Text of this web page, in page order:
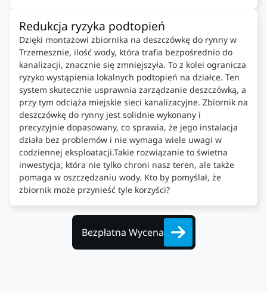
Redukcja ryzyka podtopień
Dzięki montażowi zbiornika na deszczówkę do rynny w
Trzemesznie, ilość wody, która trafia bezpośrednio do
kanalizacji, znacznie się zmniejszyła. To z kolei ogranicza
ryzyko wystąpienia lokalnych podtopień na działce. Ten
system skutecznie usprawnia zarządzanie deszczówką, a
przy tym odciąża miejskie sieci kanalizacyjne. Zbiornik na
deszczówkę do rynny jest solidnie wykonany i
precyzyjnie dopasowany, co sprawia, że jego instalacja
działa bez problemów i nie wymaga wiele uwagi w
codziennej eksploatacji.Takie rozwiązanie to świetna
inwestycja, która nie tylko chroni nasz teren, ale także
pomaga w oszczędzaniu wody. Kto by pomyślał, że
zbiornik może przynieść tyle korzyści?
Bezpłatna Wycena